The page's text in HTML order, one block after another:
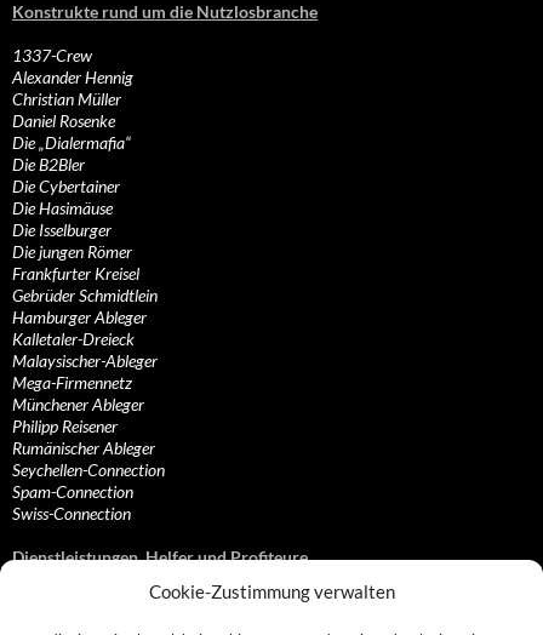
Cookie-Zustimmung verwalten
Konstrukte rund um die Nutzlosbranche
1337-Crew
Alexander Hennig
Christian Müller
Daniel Rosenke
Die „Dialermafia“
Die B2Bler
Die Cybertainer
Die Hasimäuse
Die Isselburger
Die jungen Römer
Frankfurter Kreisel
Gebrüder Schmidtlein
Hamburger Ableger
Kalletaler-Dreieck
Malaysischer-Ableger
Mega-Firmennetz
Münchener Ableger
Philipp Reisener
Rumänischer Ableger
Seychellen-Connection
Spam-Connection
Swiss-Connection
Dienstleistungen, Helfer und Profiteure
Anonymisierungsdienste, VPN- und Web-Proxy…